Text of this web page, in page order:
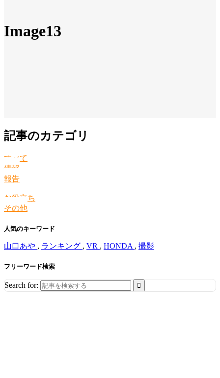
Image13
記事のカテゴリ
すべて
情報
報告
お役立ち
その他
人気のキーワード
山口あや , ランキング , VR , HONDA , 撮影
フリーワード検索
Search for: